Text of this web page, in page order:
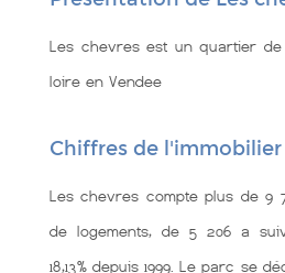
Les chevres est un quartier de
loire en Vendee
Chiffres de l'immobilier
Les chevres compte plus de 9
de logements, de 5 206 a
18,13% depuis 1999. Le parc se